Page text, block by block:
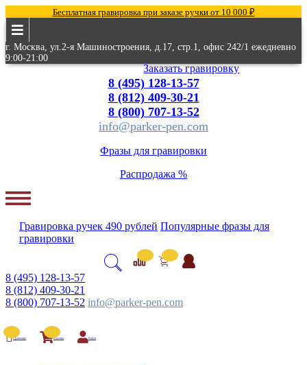
Бесплатная гравировка при заказе ручки от 10 000 ₽
г. Москва, ул.2-я Машиностроения, д.17, стр.1, офис 242/1 ежедневно
9:00-21:00
8 (495) 128-13-57
8 (812) 409-30-21
8 (800) 707-13-52
info@parker-pen.com
Фразы для гравировки
Распродажа %
Заказать гравировку
Гравировка ручек 490 рублей Популярные фразы для
гравировки
8 (495) 128-13-57
8 (812) 409-30-21
8 (800) 707-13-52 info@parker-pen.com
Сравнение Корзина Войти